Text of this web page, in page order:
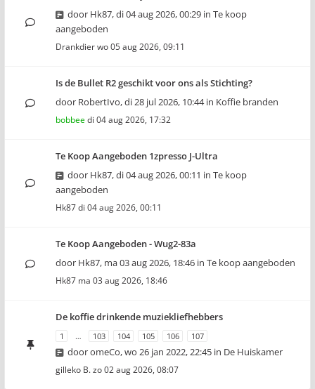
door Hk87,di 04 aug 2026, 00:29 in Te koop
aangeboden
Drankdierwo 05 aug 2026, 09:11
Is de Bullet R2 geschikt voor ons als Stichting?
door RobertIvo,di 28 jul 2026, 10:44in Koffie branden
bobbeedi 04 aug 2026, 17:32
Te Koop Aangeboden 1zpresso J-Ultra
door Hk87,di 04 aug 2026, 00:11 in Te koop
aangeboden
Hk87di 04 aug 2026, 00:11
Te Koop Aangeboden - Wug2-83a
door Hk87, ma 03 aug 2026, 18:46 in Te koop aangeboden
Hk87 ma 03 aug 2026, 18:46
De koffie drinkende muziekliefhebbers
1 … 103 104 105 106 107
dooromeCo,wo 26 jan 2022, 22:45 in De Huiskamer
gilleko B.zo 02 aug 2026, 08:07